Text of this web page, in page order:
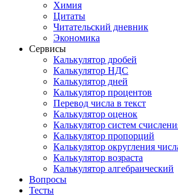
Химия
Цитаты
Читательский дневник
Экономика
Сервисы
Калькулятор дробей
Калькулятор НДС
Калькулятор дней
Калькулятор процентов
Перевод числа в текст
Калькулятор оценок
Калькулятор систем
Калькулятор пропорций
Калькулятор округления
Калькулятор возраста
Калькулятор алгебраический
Вопросы
Тесты